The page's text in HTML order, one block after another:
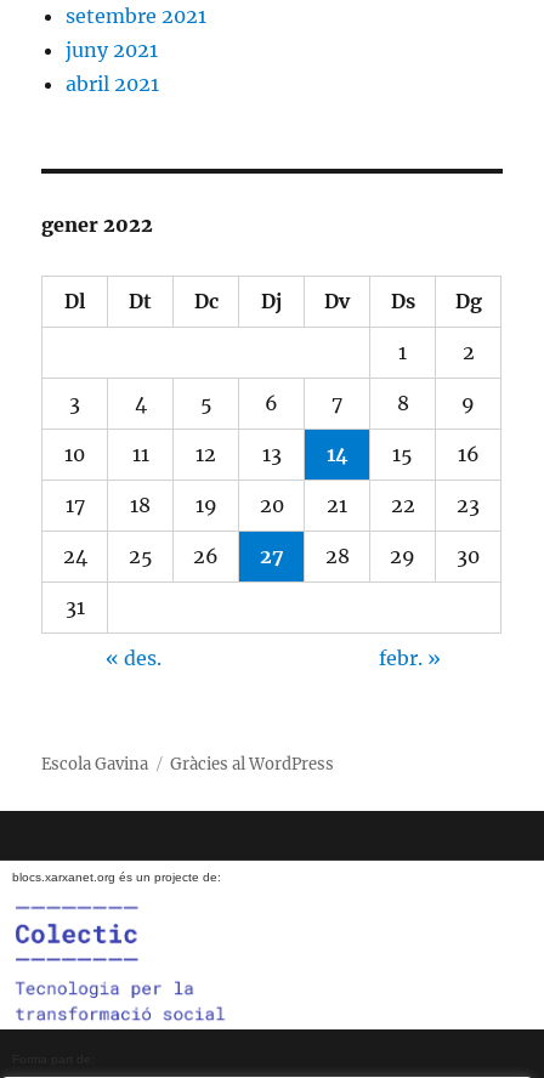
setembre 2021
juny 2021
abril 2021
gener 2022
Dl Dt Dc Dj Dv Ds Dg
1 2
3 4 5 6 7 8 9
10 11 12 13 14 15 16
17 18 19 20 21 22 23
24 25 26 27 28 29 30
31
« des. febr. »
Escola Gavina Gràcies al WordPress
blocs.xarxanet.org és un projecte de: